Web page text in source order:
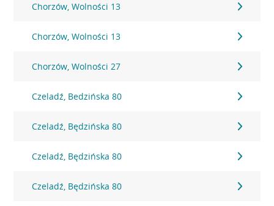
Chorzów, Wolności 13
Chorzów, Wolności 13
Chorzów, Wolności 27
Czeladź, Bedzińska 80
Czeladź, Będzińska 80
Czeladź, Będzińska 80
Czeladź, Będzińska 80